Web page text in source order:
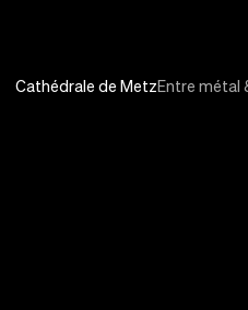
Cathédrale de MetzEntre métal